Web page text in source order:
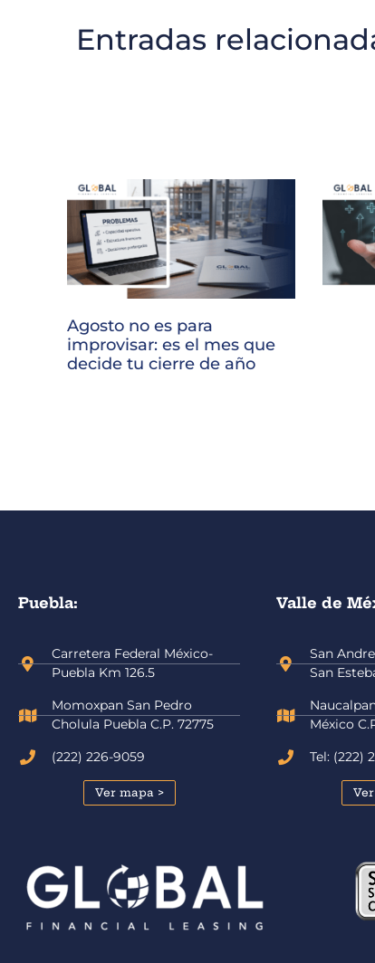
Entradas
Agosto no es para
improvisar: es el mes que
decide tu cierre de año
Puebla:
Carretera Federal México-
Puebla Km 126.5
Momoxpan San Pedro
Cholula Puebla C.P. 72775
(222) 226-9059
Ver mapa >
Valle de
San
San
México
Tel: (222)